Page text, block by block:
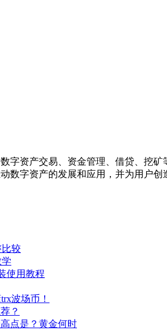
资产交易、资金管理、借贷、挖
数字资产的发展和应用，并为用户创
比较
使用教程
波场币！
？
点是？黄金何时